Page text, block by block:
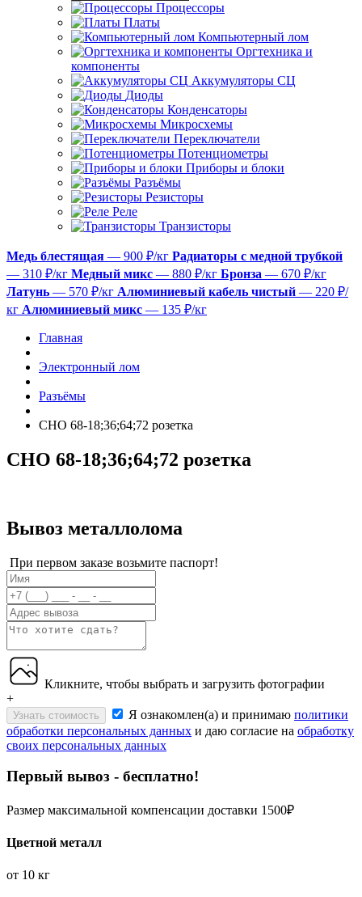
Процессоры
Платы
Компьютерный лом
Оргтехника и
компоненты
Аккумуляторы СЦ
Диоды
Конденсаторы
Микросхемы
Переключатели
Потенциометры
Приборы и блоки
Разъёмы
Резисторы
Реле
Транзисторы
Медь блестящая — 900 ₽/кг Радиаторы с медной трубкой
— 310 ₽/кг Медный микс — 880 ₽/кг Бронза — 670 ₽/кг
Латунь — 570 ₽/кг Алюминиевый кабель чистый — 220 ₽/
кг Алюминиевый микс — 135 ₽/кг
Главная
Электронный лом
Разъёмы
СНО 68-18;36;64;72 розетка
СНО 68-18;36;64;72 розетка
Вывоз металлолома
При первом заказе возьмите паспорт!
Кликните, чтобы выбрать и загрузить фотографии
+
Узнать стоимость Я ознакомлен(а) и принимаю политики
обработки персональных данных и даю согласие на обработку
своих персональных данных
Первый вывоз - бесплатно!
Размер максимальной компенсации доставки 1500₽
Цветной металл
от 10 кг